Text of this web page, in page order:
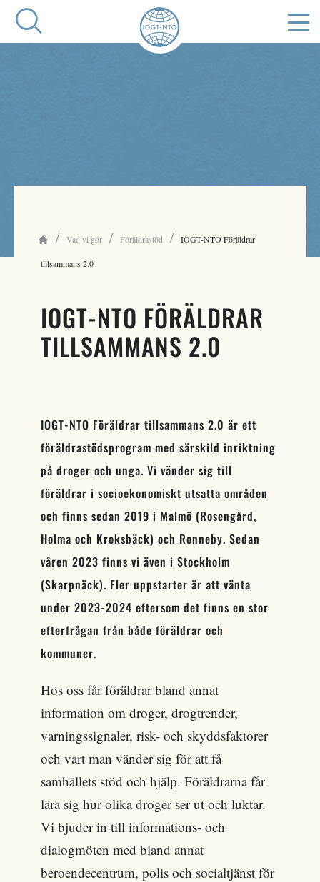
/ Vad vi gör / Föräldrastöd / IOGT-NTO Föräldrar
tillsammans 2.0
IOGT-NTO FÖRÄLDRAR
TILLSAMMANS 2.0
IOGT-NTO Föräldrar tillsammans 2.0 är ett
föräldrastödsprogram med särskild inriktning
på droger och unga. Vi vänder sig till
föräldrar i socioekonomiskt utsatta områden
och finns sedan 2019 i Malmö (Rosengård,
Holma och Kroksbäck) och Ronneby. Sedan
våren 2023 finns vi även i Stockholm
(Skarpnäck). Fler uppstarter är att vänta
under 2023-2024 eftersom det finns en stor
efterfrågan från både föräldrar och
kommuner.
Hos oss får föräldrar bland annat
information om droger, drogtrender,
varningssignaler, risk- och skyddsfaktorer
och vart man vänder sig för att få
samhällets stöd och hjälp. Föräldrarna får
lära sig hur olika droger ser ut och luktar.
Vi bjuder in till informations- och
dialogmöten med bland annat
beroendecentrum, polis och socialtjänst för